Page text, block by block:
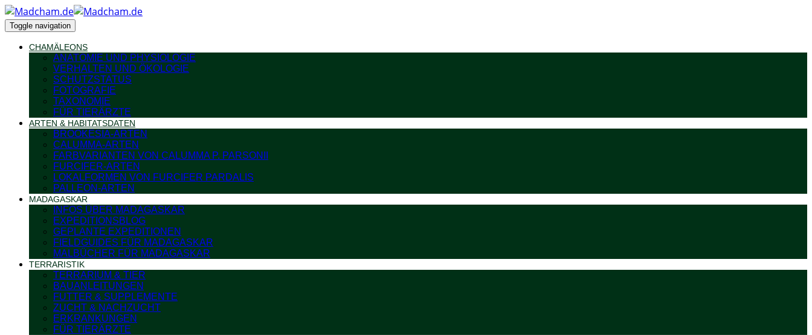
Toggle navigation
CHAMÄLEONS
ANATOMIE UND PHYSIOLOGIE
VERHALTEN UND ÖKOLOGIE
SCHUTZSTATUS
FOTOGRAFIE
TAXONOMIE
FÜR TIERÄRZTE
ARTEN & HABITATSDATEN
BROOKESIA-ARTEN
CALUMMA-ARTEN
FARBVARIANTEN VON CALUMMA P. PARSONII
FURCIFER-ARTEN
LOKALFORMEN VON FURCIFER PARDALIS
PALLEON-ARTEN
MADAGASKAR
INFOS ÜBER MADAGASKAR
EXPEDITIONSBLOG
GEPLANTE EXPEDITIONEN
FIELDGUIDES FÜR MADAGASKAR
MALBÜCHER FÜR MADAGASKAR
TERRARISTIK
TERRARIUM & TIER
BAUANLEITUNGEN
FUTTER & SUPPLEMENTE
ZUCHT & NACHZUCHT
ERKRANKUNGEN
FÜR TIERÄRZTE